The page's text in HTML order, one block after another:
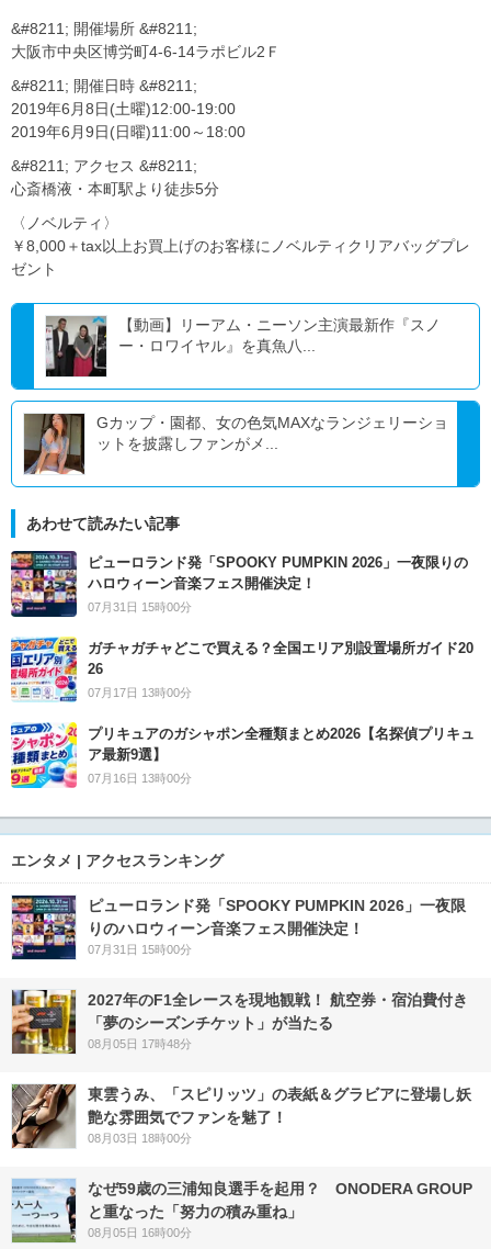
&#8211; 開催場所 &#8211;
大阪市中央区博労町4-6-14ラポビル2 Ｆ
&#8211; 開催日時 &#8211;
2019年6 月8日(土曜)12:00-19:00
2019年6 月9日(日曜)11:00～ 18:00
&#8211; アクセス &#8211;
心斎橋液・本町駅より徒歩5分
〈ノベルティ〉
￥8 000＋tax以上お買上げのお客様にノベルティクリアバッグプレ
ゼント
【動画】リーアム・ニーソン主演最新作『スノ
ー・ロワイヤル』を真魚八...
Gカップ・園都、女の色気MAXなランジェリーショ
ットを披露しファンがメ...
あわせて読みたい記事
ピューロランド発「SPOOKY PUMPKIN 2026」一夜限りの
ハロウィーン音楽フェス開催決定！
07月31日 15時00分
ガチャガチャどこで買える？全国エリア別設置場所ガイド20
26
07月17日 13時00分
プリキュアのガシャポン全種類まとめ2026【名探偵プリキュ
ア最新9選】
07月16日 13時00分
エンタメ | アクセスランキング
ピューロランド発「SPOOKY PUMPKIN 2026」一夜限
りのハロウィーン音楽フェス開催決定！
07月31日 15時00分
2027年のF1全レースを現地観戦！ 航空券・宿泊費付き
「夢のシーズンチケット」が当たる
08月05日 17時48分
東雲うみ、「スピリッツ」の表紙＆グラビアに登場し妖
艶な雰囲気でファンを魅了！
08月03日 18時00分
なぜ59歳の三浦知良選手を起用？ ONODERA GROUP
と重なった「努力の積み重ね」
08月05日 16時00分